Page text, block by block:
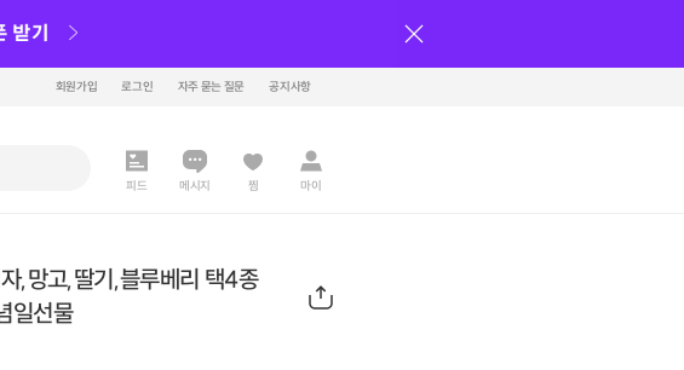
회원가입 로그인 자주 묻는 질문 공지사항
피드 메시지 찜 마이
,망고,딸기,블루베리 택4종
일선물